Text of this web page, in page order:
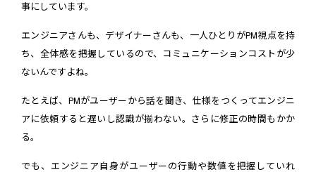
事にしています。
エンジニアさんも、デザイナーさんも、一人ひとりがPM視点を持
ち、全体感を把握しているので、コミュニケーションコストが少
ないんですよね。
たとえば、PMがユーザーから話を聞き、仕様をつくってエンジニ
アに依頼すると遅いし認識が揃わない。さらに修正の時間もかか
る。
でも、エンジニア自身がユーザーの行動や数値を把握していれ